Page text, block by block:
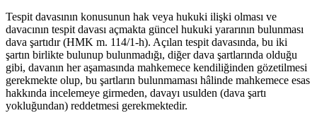
Tespit davasının konusunun hak veya hukuki ilişki olması ve
davacının tespit davası açmakta güncel hukuki yararının bulunması
dava şartıdır (HMK m. 114/1-h). Açılan tespit davasında, bu iki
şartın birlikte bulunup bulunmadığı, diğer dava şartlarında olduğu
gibi, davanın her aşamasında mahkemece kendiliğinden gözetilmesi
gerekmekte olup, bu şartların bulunmaması hâlinde mahkemece esas
hakkında incelemeye girmeden, davayı usulden (dava şartı
yokluğundan) reddetmesi gerekmektedir.